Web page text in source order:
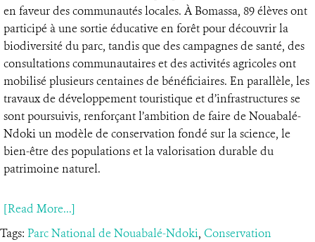
en faveur des communautés locales. À Bomassa, 89 élèves ont
participé à une sortie éducative en forêt pour découvrir la
biodiversité du parc, tandis que des campagnes de santé, des
consultations communautaires et des activités agricoles ont
mobilisé plusieurs centaines de bénéficiaires. En parallèle, les
travaux de développement touristique et d’infrastructures se
sont poursuivis, renforçant l’ambition de faire de Nouabalé-
Ndoki un modèle de conservation fondé sur la science, le
bien-être des populations et la valorisation durable du
patrimoine naturel.
[Read More...]
Tags: Parc National de Nouabalé-Ndoki, Conservation